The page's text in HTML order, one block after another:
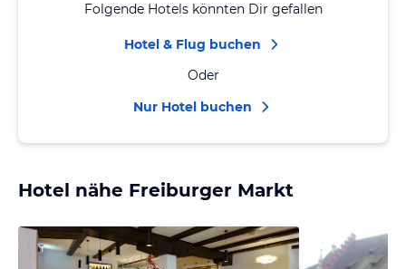
Folgende Hotels könnten Dir gefallen
Hotel & Flug buchen
Oder
Nur Hotel buchen
Hotel nähe Freiburger Markt